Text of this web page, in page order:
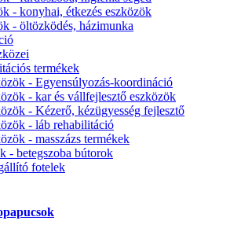
- konyhai, étkezés eszközök
- öltözködés, házimunka
termékek
- Egyensúlyozás-koordináció
- kar és vállfejlesztő eszközök
- Kézerő, kézügyesség fejlesztő
- láb rehabilitáció
- masszázs termékek
- betegszoba bútorok
fotelek